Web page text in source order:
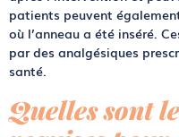
patients peuvent
où l’anneau a été inséré.
par des analgésiques
santé.
Quelles sont